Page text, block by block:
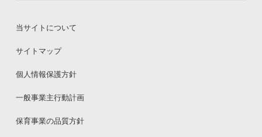
当サイトについて
サイトマップ
個人情報保護方針
一般事業主行動計画
保育事業の品質方針